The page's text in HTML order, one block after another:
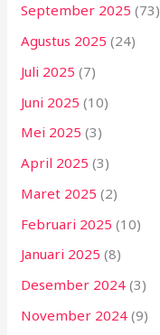
September 2025 (73)
Agustus 2025 (24)
Juli 2025 (7)
Juni 2025 (10)
Mei 2025 (3)
April 2025 (3)
Maret 2025 (2)
Februari 2025 (10)
Januari 2025 (8)
Desember 2024 (3)
November 2024 (9)